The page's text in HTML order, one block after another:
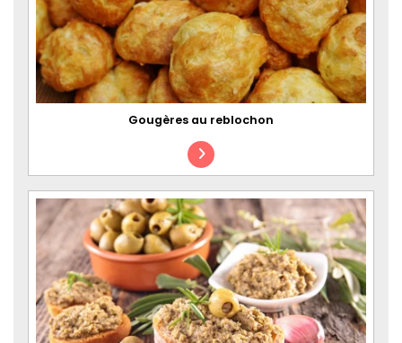
Gougères au reblochon